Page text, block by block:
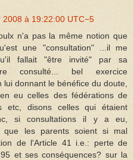
2008 à 19:22:00 UTC−5
n'a pas la même notion que
une "consultation" ...il me
fallait "être invité" par sa
consulté... bel exercice
donnant le bénéfice du doute,
eu celles des fédérations de
etc, disons celles qui étaient
si consultations il y a eu,
que les parents soient si mal
de l'Article 41 i.e.: perte de
et ses conséquences? sur la